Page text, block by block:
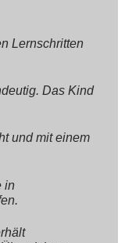
Lernschritten
Das Kind
und mit einem
in